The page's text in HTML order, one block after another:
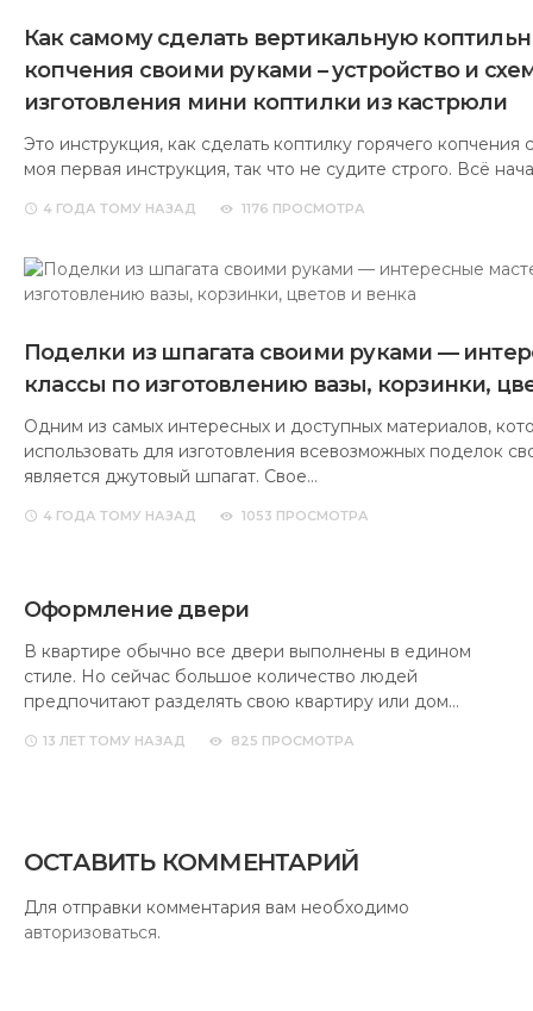
Как самому сделать вертикальную
копчения своими руками – устройство и
изготовления мини коптилки из кастрюли
Это инструкция, как сделать коптилку горячего копчения
моя первая инструкция, так что не судите строго. Всё
4 ГОДА ТОМУ НАЗАД 1176 ПРОСМОТРА
Поделки из шпагата своими руками —
классы по изготовлению вазы, корзинки,
Одним из самых интересных и доступных материалов,
использовать для изготовления всевозможных поделок
является джутовый шпагат. Свое…
4 ГОДА ТОМУ НАЗАД 1053 ПРОСМОТРА
Оформление двери
В квартире обычно все двери выполнены в едином
стиле. Но сейчас большое количество людей
предпочитают разделять свою квартиру или дом…
13 ЛЕТ ТОМУ НАЗАД 825 ПРОСМОТРА
ОСТАВИТЬ КОММЕНТАРИЙ
Для отправки комментария вам необходимо
авторизоваться.